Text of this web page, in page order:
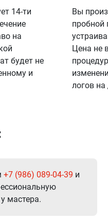
14-ти
на
будет не
и
Вы
пробной
Цена не
логов на
+7 (986) 089-04-39 и
мастера.